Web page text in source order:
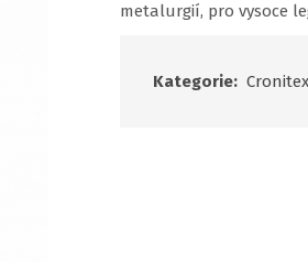
metalurgií, pro vysoce
Kategorie: Cronitex